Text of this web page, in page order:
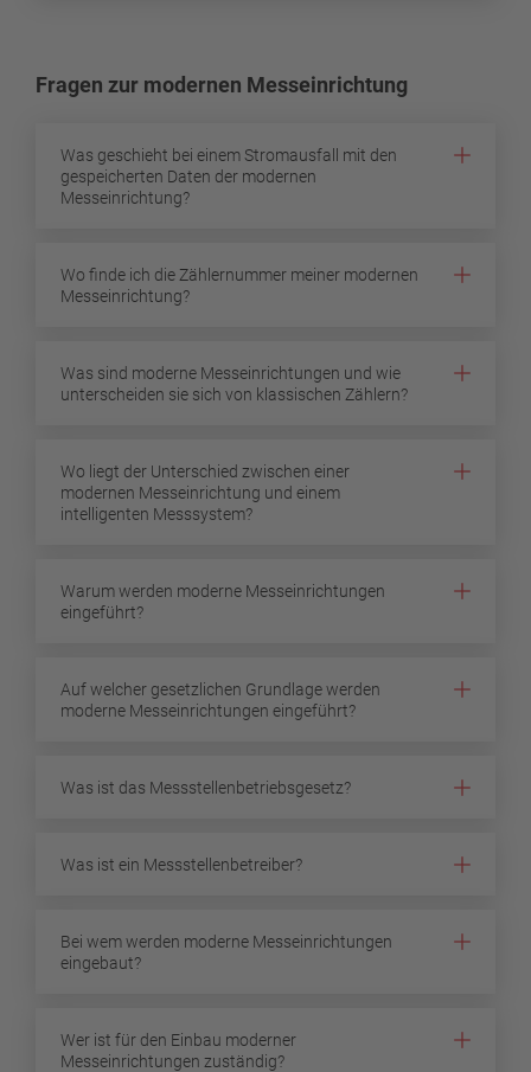
Fragen zur modernen Messeinrichtung
Was geschieht bei einem Stromausfall mit den
gespeicherten Daten der modernen
Messeinrichtung?
Wo finde ich die Zählernummer meiner modernen
Messeinrichtung?
Was sind moderne Messeinrichtungen und wie
unterscheiden sie sich von klassischen Zählern?
Wo liegt der Unterschied zwischen einer
modernen Messeinrichtung und einem
intelligenten Messsystem?
Warum werden moderne Messeinrichtungen
eingeführt?
Auf welcher gesetzlichen Grundlage werden
moderne Messeinrichtungen eingeführt?
Was ist das Messstellenbetriebsgesetz?
Was ist ein Messstellenbetreiber?
Bei wem werden moderne Messeinrichtungen
eingebaut?
Wer ist für den Einbau moderner
Messeinrichtungen zuständig?